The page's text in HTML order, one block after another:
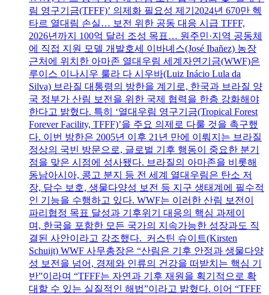
림 영구기금(TFFF)’ 의제화 필요성 제기2024년 670만 헥
타르 열대림 손실… 보전 위한 공동 대응 시급 TFFF,
2026년까지 100억 달러 조성 목표… 원주민·지역 공동체
에 직접 지원 모델 개발호세 이바녜스(José Ibañez) 농장
근처에 위치한 아마존 열대우림 세계자연기금(WWF)은
루이스 이나시우 룰라 다 시우바(Luiz Inácio Lula da
Silva) 브라질 대통령의 방한을 계기로, 한국과 브라질 양
국 정부가 산림 보전을 위한 국제 협력을 한층 강화해야
한다고 밝혔다. 특히 ‘열대우림 영구기금(Tropical Forest
Forever Facility, TFFF)’을 주요 의제로 다룰 것을 촉구했
다. 이번 방한은 2005년 이후 21년 만에 이뤄지는 브라질
정상의 국빈 방문으로, 글로벌 기후 행동이 중요한 분기
점을 맞은 시점에 성사됐다. 브라질의 아마존을 비롯해
동남아시아, 콩고 분지 등 전 세계 열대우림은 탄소 저
장, 담수 보호, 생물다양성 보전 등 지구 생태계에 필수적
인 기능을 수행하고 있다. WWF는 이러한 산림 보전이
파리협정 목표 달성과 기후위기 대응의 핵심 과제이
며, 한국을 포함한 모든 국가의 지속가능한 성장과도 직
결된 사안이라고 강조했다. 커스틴 슈이트(Kirsten
Schuijt) WWF 사무총장은 “산림은 기후 안정과 생물다양
성 보전을 넘어, 경제와 인류의 건강을 떠받치는 핵심 기
반”이라며 “TFFF는 자연과 기후 재원을 획기적으로 확
대할 수 있는 실질적인 해법”이라고 밝혔다. 이어 “TFFF